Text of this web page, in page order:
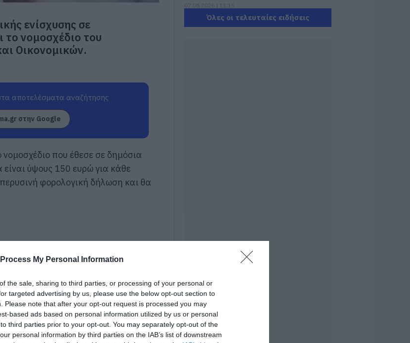
My Personal Information
the sale, sharing to third parties, or processing of your personal or
targeted advertising by us, please use the below opt-out section to
Please note that after your opt-out request is processed you may
based ads based on personal information utilized by us or personal
third parties prior to your opt-out. You may separately opt-out of the
personal information by third parties on the IAB’s list of downstream
ενίσχυσης σε
το νομοσχέδιο του
Οικονομικών.
αποτελέσματα αναζήτησης
στην Google
που έθεσε σε δημόσια
ύψους 150 ευρώ για κάθε
φορολογική δήλωση και θα
Έκτακτη διακοπή
σώθηκε το Προκόπι
από τη μεγάλη
Είσαι διακοπές στην
γεύσεις στα
κάρβουνα; Έλα στο
«Παλιό Πιθάρι»!
07.08.2026 | 10:00
Όλες οι τελευταίες ειδήσεις